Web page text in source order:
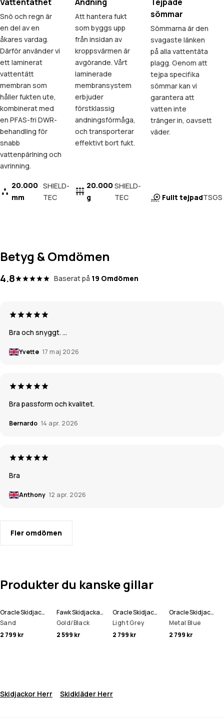
Snö och regn är
en del av en
åkares vardag.
Därför använder vi
ett laminerat
vattentätt
membran som
håller fukten ute,
kombinerat med
en PFAS-fri DWR-
behandling för
snabb
vattenpärlning och
avrinning.
20.000
mm
SHIELD-
TEC
Att hantera fukt
som byggs upp
från insidan av
kroppsvärmen är
avgörande. Vårt
laminerade
membransystem
erbjuder
förstklassig
andningsförmåga,
och transporterar
effektivt bort fukt.
20.000
g
SHIELD-
TEC
sömmar
Sömmarna är den
svagaste länken
på alla vattentäta
plagg. Genom att
tejpa specifika
sömmar kan vi
garantera att
vatten inte
tränger in, oavsett
väder.
Fullt tejpadTSGS
Betyg & Omdömen
4.8 Baserat på 19 Omdömen
Bra och snyggt. ...
Yvette 17 maj 2026
Bra passform och kvalitet.
Bernardo 14 apr. 2026
Bra
Anthony 12 apr. 2026
Fler omdömen
Produkter du kanske gillar
Oracle Skidjacka Man
Sand
2 799 kr
Fawk Skidjacka Man
Gold/Black
2 599 kr
Oracle Skidjacka Man
Light Grey
2 799 kr
Oracle Skidjacka Man
Metal Blue
2 799 kr
Skidjackor Herr Skidkläder Herr